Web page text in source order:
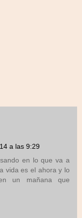
a las 9:29
en lo que va a
vida es el ahora y lo
un mañana que